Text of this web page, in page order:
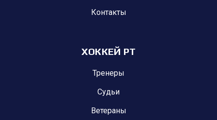
Контакты
ХОККЕЙ РТ
Тренеры
Судьи
Ветераны